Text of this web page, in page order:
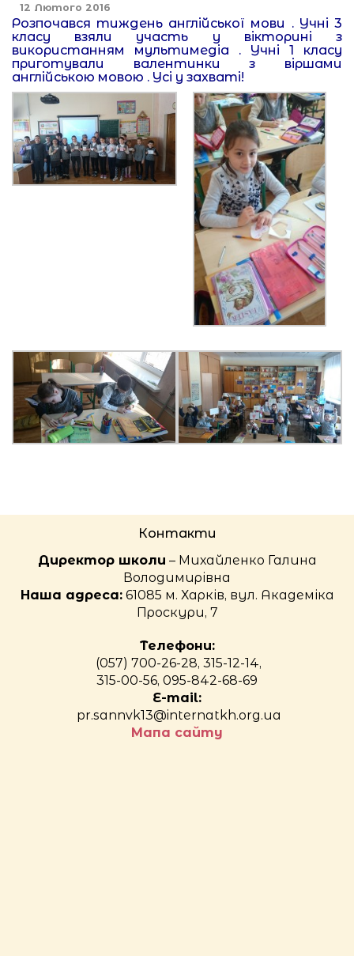
12 Лютого 2016
Розпочався тиждень англійської мови . Учні 3
класу взяли участь у вікторині з
використанням мультимедіа . Учні 1 класу
приготували валентинки з віршами
англійською мовою . Усі у захваті!
Контакти
Директор школи – Михайленко Галина
Володимирівна
Наша адреса:61085 м. Харків, вул. Академіка
Проскури, 7
Телефони:
(057) 700-26-28, 315-12-14,
315-00-56, 095-842-68-69
E-mail:
pr.sannvk13@internatkh.org.ua
Мапа сайту